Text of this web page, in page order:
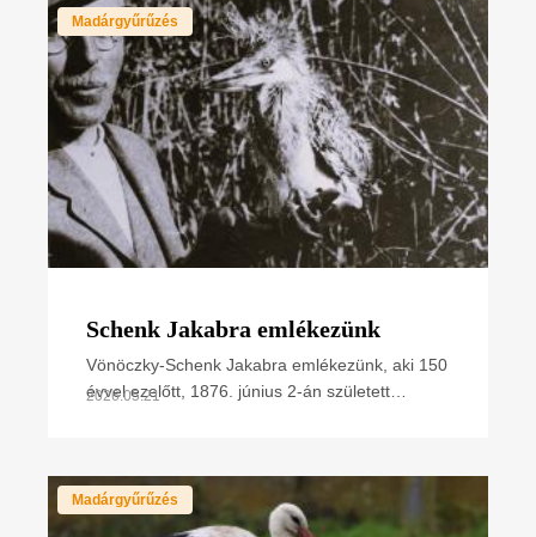
Madárgyűrűzés
Schenk Jakabra emlékezünk
Vönöczky-Schenk Jakabra emlékezünk, aki 150
évvel ezelőtt, 1876. június 2-án született
2026.05.21
Madárgyűrűzés